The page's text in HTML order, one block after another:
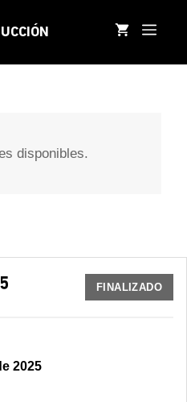
disponibles.
FINALIZADO
2025